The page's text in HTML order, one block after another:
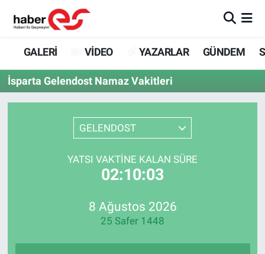
GALERİ VİDEO YAZARLAR GÜNDEM
İsparta Gelendost Namaz Vakitleri
GELENDOST
YATSI VAKTINE KALAN SÜRE
02:10:03
8 Ağustos 2026
25 Safer 1448
GALERİ
VİDEO
YAZARLAR
GÜNDEM
SİYASET
Eskişehir Nöbetçi Eczaneler
Eskişehir Hava Durumu
Eskişehir Trafik Yoğunluk Haritası
Süper Lig Puan Durumu ve Fikstür
Tüm Manşetler